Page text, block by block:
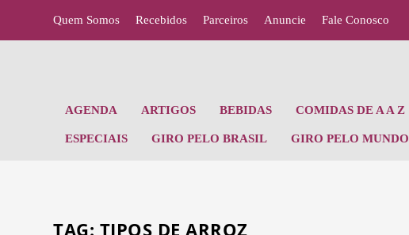
Quem Somos Recebidos Parceiros Anuncie Fale Conosco
AGENDA ARTIGOS BEBIDAS COMIDAS DE A A Z
ESPECIAIS GIRO PELO BRASIL GIRO PELO MUNDO
TAG: TIPOS DE ARROZ